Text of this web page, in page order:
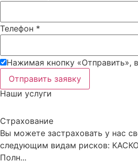
Телефон *
Нажимая кнопку «Отправить»,
Отправить заявку
Наши услуги
Страхование
Вы можете застраховать у нас
следующим видам рисков:
Полн...